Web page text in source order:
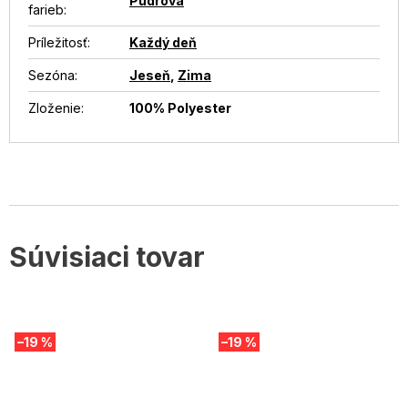
Súvisiaci tovar
–19 % –19 %
farieb:
Príležitosť: Každý deň
Sezóna: Jeseň Zima
Zloženie: 100% Polyester